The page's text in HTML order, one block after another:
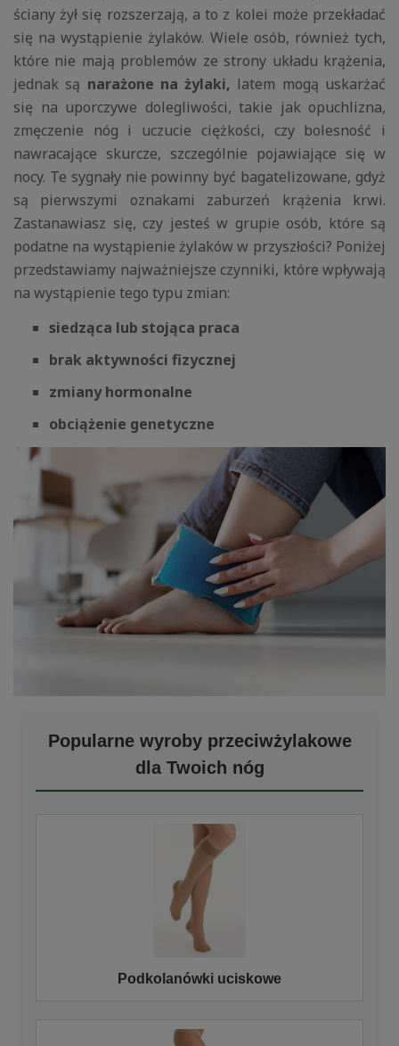
ściany żył się rozszerzają, a to z kolei może przekładać
się na wystąpienie żylaków. Wiele osób, również tych,
które nie mają problemów ze strony układu krążenia,
jednak są narażone na żylaki, latem mogą uskarżać
się na uporczywe dolegliwości, takie jak opuchlizna,
zmęczenie nóg i uczucie ciężkości, czy bolesność i
nawracające skurcze, szczególnie pojawiające się w
nocy. Te sygnały nie powinny być bagatelizowane, gdyż
są pierwszymi oznakami zaburzeń krążenia krwi.
Zastanawiasz się, czy jesteś w grupie osób, które są
podatne na wystąpienie żylaków w przyszłości? Poniżej
przedstawiamy najważniejsze czynniki, które wpływają
na wystąpienie tego typu zmian:
siedząca lub stojąca praca
brak aktywności fizycznej
zmiany hormonalne
obciążenie genetyczne
Popularne wyroby przeciwżylakowe
dla Twoich nóg
Podkolanówki uciskowe